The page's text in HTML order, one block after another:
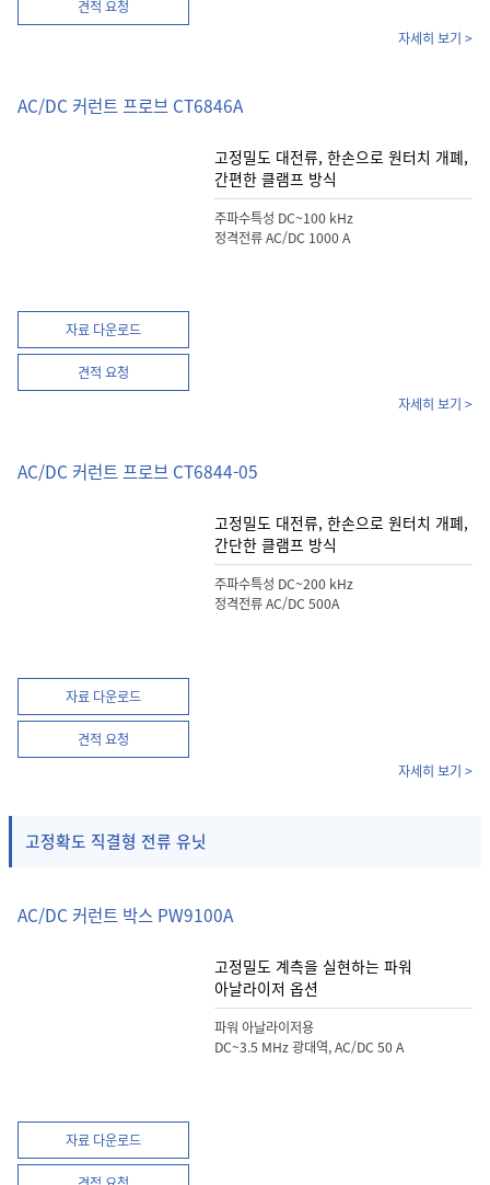
견적 요청
자세히 보기 >
AC/DC 커런트 프로브 CT6846A
자료 다운로드
견적 요청
고정밀도 대전류, 한손으로 원터치 개폐,
간편한 클램프 방식
주파수특성 DC~100 kHz
정격전류 AC/DC 1000 A
자세히 보기 >
AC/DC 커런트 프로브 CT6844-05
자료 다운로드
견적 요청
고정밀도 대전류, 한손으로 원터치 개폐,
간단한 클램프 방식
주파수특성 DC~200 kHz
정격전류 AC/DC 500A
자세히 보기 >
고정확도 직결형 전류 유닛
AC/DC 커런트 박스 PW9100A
자료 다운로드
고정밀도 계측을 실현하는 파워
아날라이저 옵션
파워 아날라이저용
DC~3.5 MHz 광대역, AC/DC 50 A